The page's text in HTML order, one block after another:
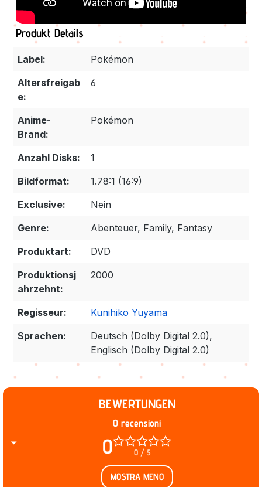
Produkt Details
Label:
Pokémon
Altersfreigab
e:
6
Anime-
Brand:
Pokémon
Anzahl Disks:
1
Bildformat:
1.78:1 (16:9)
Exclusive:
Nein
Genre:
Abenteuer, Family, Fantasy
Produktart:
DVD
Produktionsj
ahrzehnt:
2000
Regisseur:
Kunihiko Yuyama
Sprachen:
Deutsch (Dolby Digital 2.0),
Englisch (Dolby Digital 2.0)
BEWERTUNGEN
0 0 / 5
0 recensioni
MOSTRA MENO